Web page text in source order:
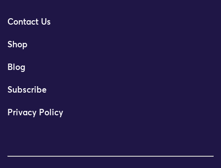
Contact Us
Shop
Blog
Subscribe
Privacy Policy